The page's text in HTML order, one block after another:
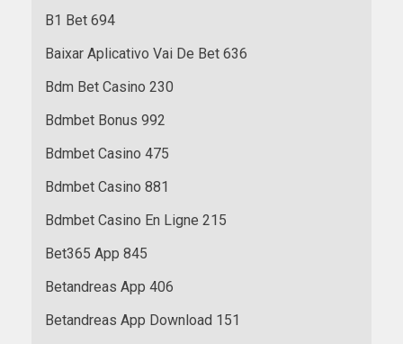
B1 Bet 694
Baixar Aplicativo Vai De Bet 636
Bdm Bet Casino 230
Bdmbet Bonus 992
Bdmbet Casino 475
Bdmbet Casino 881
Bdmbet Casino En Ligne 215
Bet365 App 845
Betandreas App 406
Betandreas App Download 151